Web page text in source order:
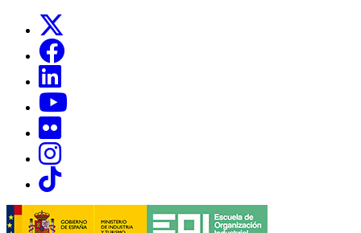
Links, Opens in this window
Links, Opens in this window
Links, Opens in this window
Links, Opens in this window
Links, Opens in this window